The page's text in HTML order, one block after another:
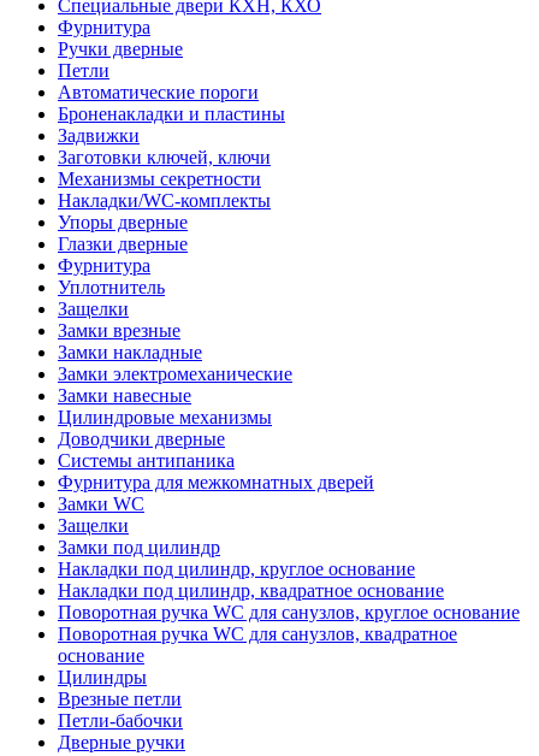
Специальные двери КХН, КХО
Фурнитура
Ручки дверные
Петли
Автоматические пороги
Броненакладки и пластины
Задвижки
Заготовки ключей, ключи
Механизмы секретности
Накладки/WC-комплекты
Упоры дверные
Глазки дверные
Фурнитура
Уплотнитель
Защелки
Замки врезные
Замки накладные
Замки электромеханические
Замки навесные
Цилиндровые механизмы
Доводчики дверные
Системы антипаника
Фурнитура для межкомнатных дверей
Замки WC
Защелки
Замки под цилиндр
Накладки под цилиндр, круглое основание
Накладки под цилиндр, квадратное основание
Поворотная ручка WC для санузлов, круглое основание
Поворотная ручка WC для санузлов, квадратное
основание
Цилиндры
Врезные петли
Петли-бабочки
Дверные ручки